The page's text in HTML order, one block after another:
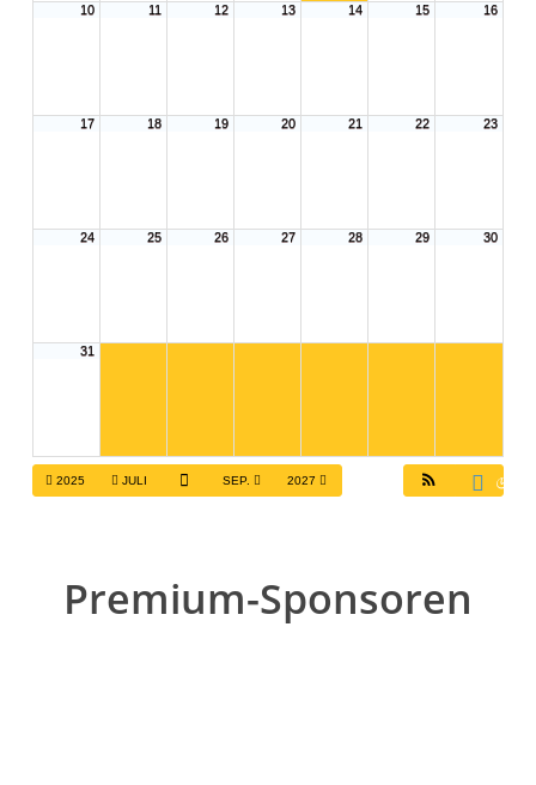
10 11 12 13 14 15 16
17 18 19 20 21 22 23
24 25 26 27 28 29 30
31
2025 JULI SEP. 2027
Premium-Sponsoren